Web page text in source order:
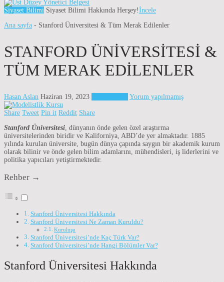
Siyaset Bilimi Siyaset Bilimi Hakkında Herşey!İncele
Ana sayfa - Stanford Üniversitesi & Tüm Merak Edilenler
STANFORD ÜNIVERSITESI &
TÜM MERAK EDILENLER
Hasan Aslan Haziran 19, 2023 Yorum yapılmamış
Share Tweet Pin it Reddit Share
Stanford Üniversitesi , dünyanın önde gelen özel araştırma
üniversitelerinden biridir ve Kaliforniya, ABD’de yer almaktadır. 1885
yılında kurulan üniversite, bugün dünya çapında saygın bir akademik kurum
olarak bilinir ve önde gelen bilim adamlarını, mühendisleri, iş liderlerini ve
politika yapıcıları yetiştirmektedir.
Rehber →
Stanford Üniversitesi Hakkında
Stanford Üniversitesi Ne Zaman Kuruldu?
Kuruluşu
Stanford Üniversitesi’nde Kaç Türk Var?
Stanford Üniversitesi’nde Hangi Bölümler Var?
Stanford Üniversitesi Hakkında